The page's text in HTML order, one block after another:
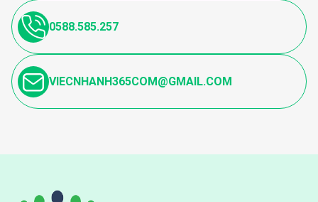
0588.585.257
VIECNHANH365COM@GMAIL.COM